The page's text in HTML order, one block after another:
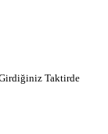
Taktirde